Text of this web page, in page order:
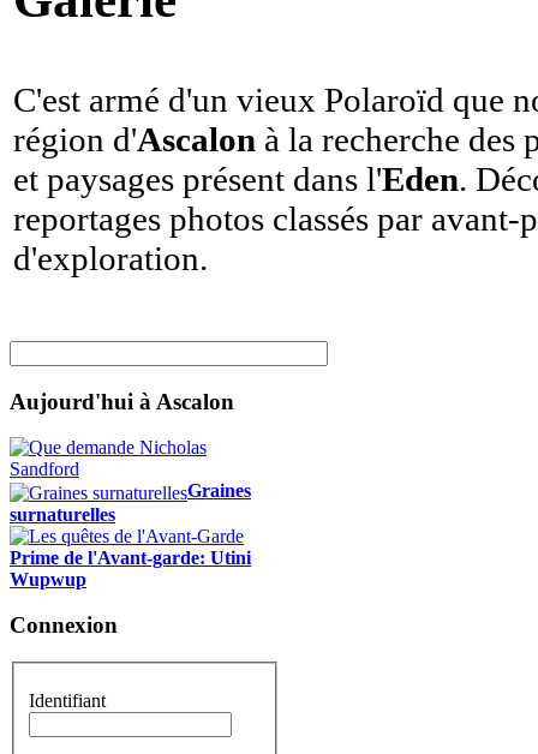
C'est armé d'un vieux Polaroïd que
région d'Ascalon à la recherche des
et paysages présent dans l'Eden.
reportages photos classés par avant-
d'exploration.
Aujourd'hui à Ascalon
Graines
surnaturelles
Prime de l'Avant-garde: Utini
Wupwup
Connexion
Identifiant